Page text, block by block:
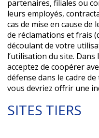
partenaires, filiales ou
leurs employés,
cas de mise en cause
de réclamations et frais
découlant de votre
l’utilisation du site.
acceptez de coopérer
défense dans le cadre
vous devriez offrir une
SITES TIERS